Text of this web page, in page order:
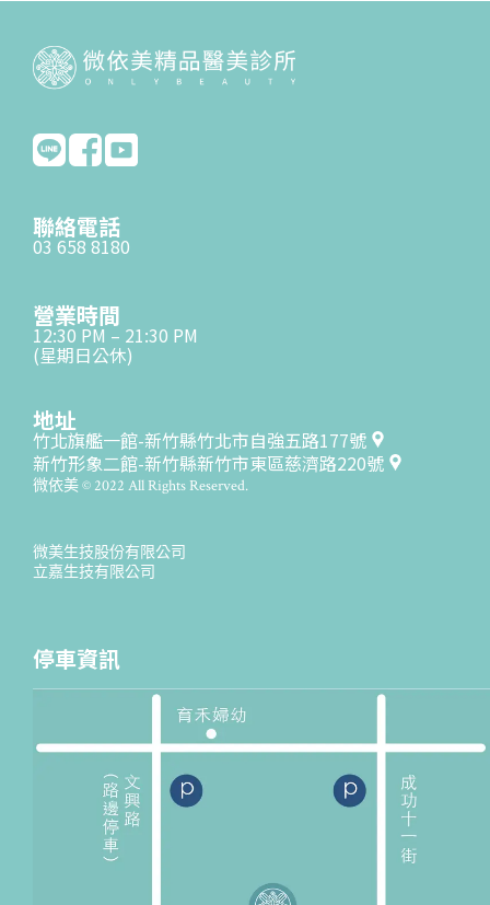
聯絡電話
03 658 8180
營業時間
12:30 PM – 21:30 PM
(星期日公休)
地址
竹北旗艦一館-新竹縣竹北市自強五路177號
新竹形象二館-新竹縣新竹市東區慈濟路220號
微依美 © 2022 All Rights Reserved.
微美生技股份有限公司
立嘉生技有限公司
停車資訊